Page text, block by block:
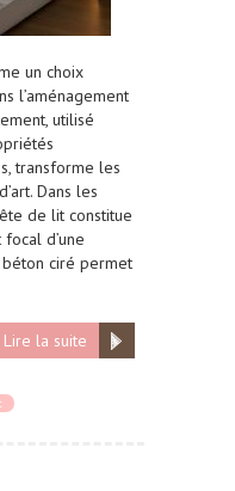
un choix
l’aménagement
utilisé
transforme les
Dans les
de lit constitue
d’une
béton ciré permet
Lire la suite